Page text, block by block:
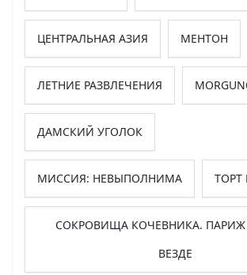
ЦЕНТРАЛЬНАЯ АЗИЯ МЕНТОН
ЛЕТНИЕ РАЗВЛЕЧЕНИЯ
ДАМСКИЙ УГОЛОК
МИССИЯ: НЕВЫПОЛНИМА ТОРТ
СОКРОВИЩА КОЧЕВНИКА. ПАРИЖ
ВЕЗДЕ